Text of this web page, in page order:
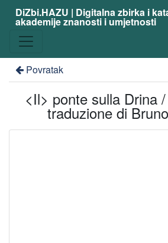
DiZbi.HAZU | Digitalna zbirka i
akademije znanosti i umjetnosti
Povratak
<Il> ponte sulla Drina
traduzione di